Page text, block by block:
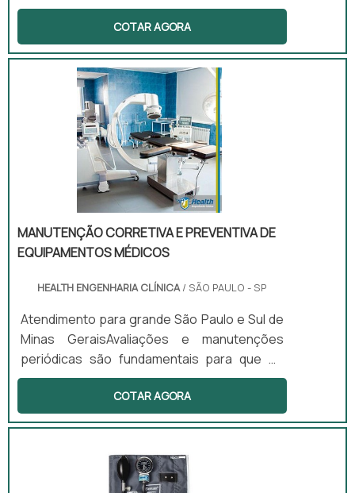
porque o esfigmomanô­metro é um
equipamento extremamente importante no
diagnóstico da pressão arterial de um
paciente.O que é o esfigmomanô­
metroSendo mais conhecido como aparelho
de pressão, ou para medir pressão, o
esfigmomanô­metro é um equipamento
usado para a verificação da pressão arterial
de um paciente. No mercado existem três
tipos de aparelhos de medição de pres.
COTAR AGORA
MANUTENÇÃO CORRETIVA E PREVENTIVA DE
EQUIPAMENTOS MÉDICOS
HEALTH ENGENHARIA CLÍNICA/ SÃO PAULO - SP
Atendimento para grande São Paulo e Sul de
Minas GeraisAvaliações e manutenções
periódicas são fundamentais para que os
equipamentos médicos continuem
trabalhando de maneira correta, durante um
longo período. Podemos utilizar como
preventiva de equipamentos médicos.A
manutenção corretiva é um tipo de serviço
COTAR AGORA